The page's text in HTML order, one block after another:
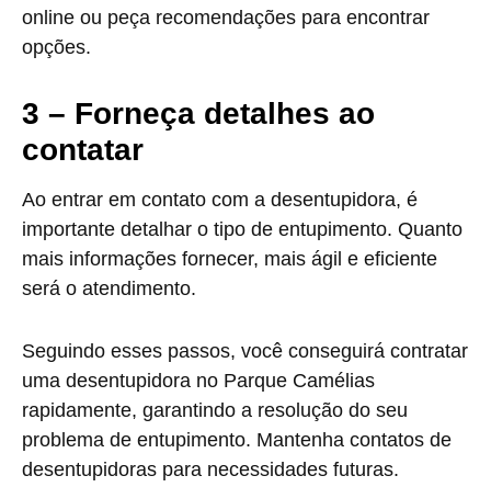
online ou peça recomendações para encontrar
opções.
3 – Forneça detalhes ao
contatar
Ao entrar em contato com a desentupidora, é
importante detalhar o tipo de entupimento. Quanto
mais informações fornecer, mais ágil e eficiente
será o atendimento.
Seguindo esses passos, você conseguirá contratar
uma desentupidora no Parque Camélias
rapidamente, garantindo a resolução do seu
problema de entupimento. Mantenha contatos de
desentupidoras para necessidades futuras.